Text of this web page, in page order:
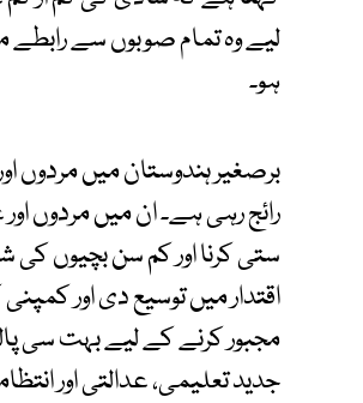
لیے وہ تمام صوبوں سے
ہو۔
برصغیر ہندوستان میں مردوں
رائج رہی ہے۔ ان میں مردوں اور
ستی کرنا اور کم سن بچیوں کی
اقتدار میں توسیع دی اور
مجبور کرنے کے لیے بہت سی
جدید تعلیمی، عدالتی اور